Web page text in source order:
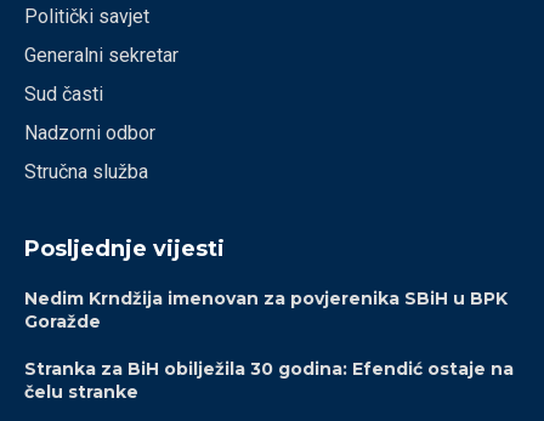
Politički savjet
Generalni sekretar
Sud časti
Nadzorni odbor
Stručna služba
Posljednje vijesti
Nedim Krndžija imenovan za povjerenika SBiH u BPK
Goražde
Stranka za BiH obilježila 30 godina: Efendić ostaje na
čelu stranke